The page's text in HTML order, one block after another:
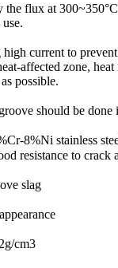
flux at
current to
affected zone,
possible.
should be done
8%Ni stainless
resistance to crack
slag
cm3